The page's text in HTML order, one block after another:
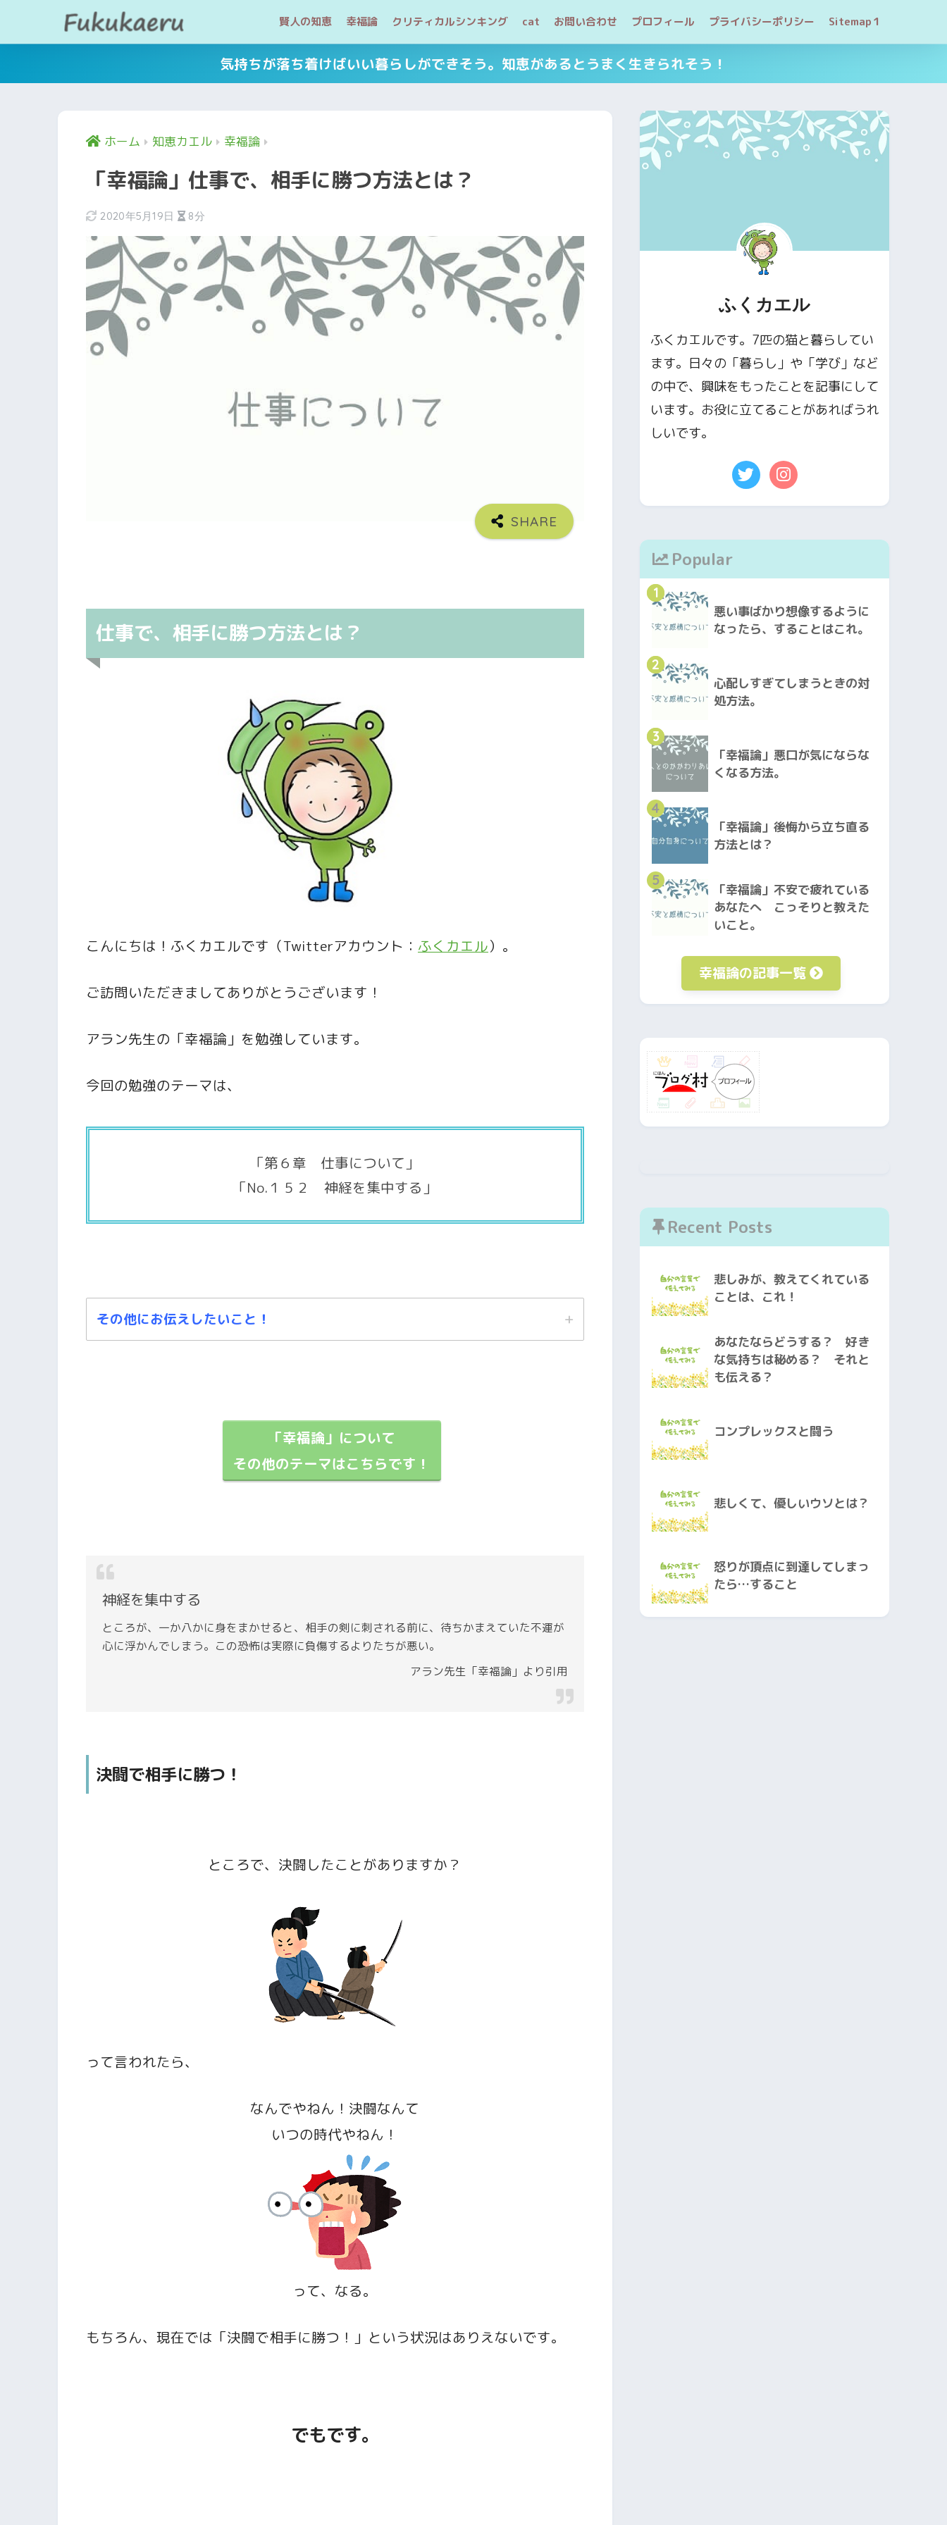
賢人の知恵 幸福論 クリティカルシンキング cat お問い合わせ プロフィール プライバシーポリシー Sitemap１
気持ちが落ち着けばいい暮らしができそう。知恵があるとうまく生きられそう！
ホーム 知恵カエル 幸福論
「幸福論」仕事で、相手に勝つ方法とは？
2020年5月19日 8分
仕事で、相手に勝つ方法とは？
こんにちは！ふくカエルです（Twitterアカウント： ふくカエル）。
ご訪問いただきましてありがとうございます！
アラン先生の「幸福論」を勉強しています。
今回の勉強のテーマは、
「第６章 仕事について」
「No.１５２ 神経を集中する」
その他にお伝えしたいこと！
この記事は、あくまでもわたしの個人的な解釈に基づくものです。
中には、「これ違うんじゃないの？」という箇所もあるかと思います。
「幸福論」について
その他のテーマはこちらです！
神経を集中する
ところが、一か八かに身をまかせると、相手の剣に刺される前に、待ちかまえていた不運が
心に浮かんでしまう。この恐怖は実際に負傷するよりたちが悪い。
アラン先生「幸福論」より引用
決闘で相手に勝つ！
ところで、決闘したことがありますか？
って言われたら、
なんでやねん！ 決闘なんて
いつの時代やねん！
って、なる。
もちろん、現在では「決闘で相手に勝つ！」という状況はありえないです。
でもです。
ふくカエル
ふくカエルです。7匹の猫と暮らしてい
ます。日々の「暮らし」や「学び」など
の中で、興味をもったことを記事にして
います。お役に立てることがあればうれ
しいです。
Popular
1
悪い事ばかり想像するように
なったら、することはこれ。
2
心配しすぎてしまうときの対
処方法。
3
「幸福論」悪口が気にならな
くなる方法。
4
「幸福論」後悔から立ち直る
方法とは？
5
「幸福論」不安で疲れている
あなたへ こっそりと教えた
いこと。
幸福論の記事一覧
Recent Posts
悲しみが、教えてくれている
ことは、これ！
あなたならどうする？ 好き
な気持ちは秘める？ それと
も伝える？
コンプレックスと闘う
悲しくて、優しいウソとは？
怒りが頂点に到達してしまっ
たら…すること